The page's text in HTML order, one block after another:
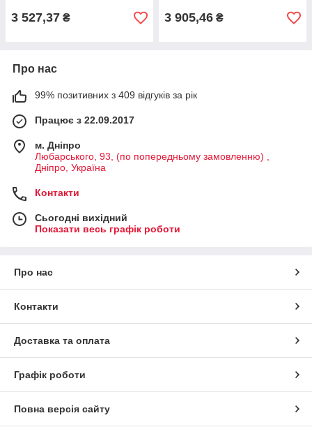
3 527,37 ₴ 3 905,46 ₴
Про нас
99% позитивних з 409 відгуків за рік
Працює з 22.09.2017
м. Дніпро
Любарського, 93, (по попередньому замовленню) ,
Дніпро, Україна
Контакти
Сьогодні вихідний
Показати весь графік роботи
Про нас
Контакти
Доставка та оплата
Графік роботи
Повна версія сайту